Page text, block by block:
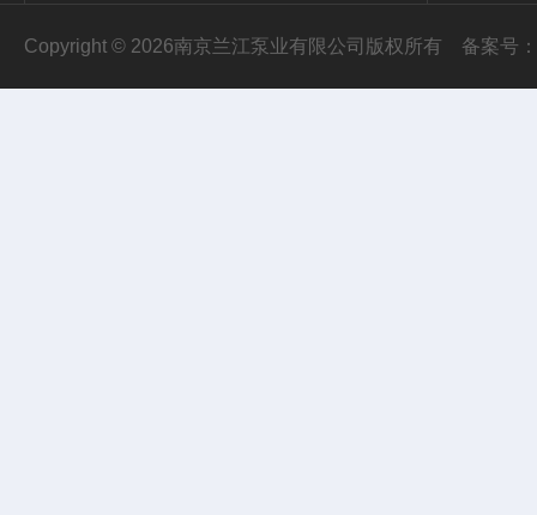
Copyright © 2026南京兰江泵业有限公司版权所有 备案号